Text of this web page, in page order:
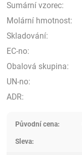
Sumární vzorec:
Molární hmotnost:
Skladování:
EC-no:
Obalová skupina:
UN-no:
ADR:
Původní cena:
Sleva: